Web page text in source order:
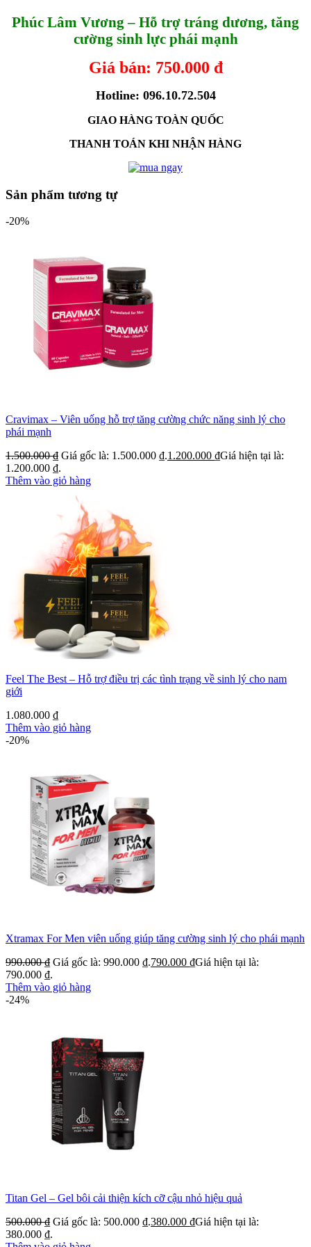
Phúc Lâm Vương – Hỗ trợ tráng dương, tăng
cường sinh lực phái mạnh
Giá bán: 750.000 đ
Hotline: 096.10.72.504
GIAO HÀNG TOÀN QUỐC
THANH TOÁN KHI NHẬN HÀNG
Sản phẩm tương tự
-20%
Cravimax – Viên uống hỗ trợ tăng cường chức năng sinh lý cho
phái mạnh
1.500.000₫ Giá gốc là: 1.500.000 ₫.1.200.000 ₫Giá hiện tại là:
1.200.000 ₫.
Thêm vào giỏ hàng
Feel The Best – Hỗ trợ điều trị các tình trạng về sinh lý cho nam
giới
1.080.000 ₫
Thêm vào giỏ hàng
-20%
Xtramax For Men viên uống giúp tăng cường sinh lý cho phái mạnh
990.000₫ Giá gốc là: 990.000 ₫.790.000 ₫Giá hiện tại là:
790.000 ₫.
Thêm vào giỏ hàng
-24%
Titan Gel – Gel bôi cải thiện kích cỡ cậu nhỏ hiệu quả
500.000₫ Giá gốc là: 500.000 ₫.380.000 ₫Giá hiện tại là:
380.000 ₫.